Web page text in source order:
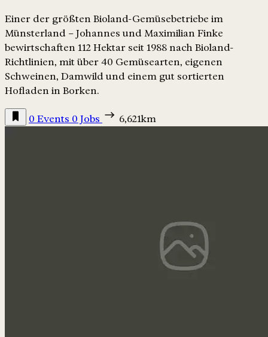
Einer der größten Bioland-Gemüsebetriebe im
Münsterland – Johannes und Maximilian Finke
bewirtschaften 112 Hektar seit 1988 nach Bioland-
Richtlinien, mit über 40 Gemüsearten, eigenen
Schweinen, Damwild und einem gut sortierten
Hofladen in Borken.
0 Events 0 Jobs 6,621km